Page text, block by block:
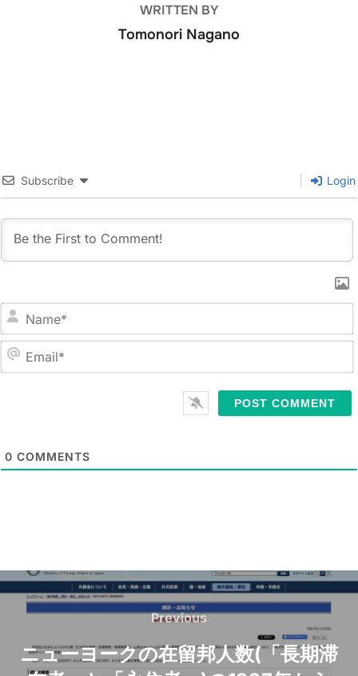
WRITTEN BY
Tomonori Nagano
Subscribe Login
N
m
*0 COMMENTS
Post
navigation
Previous
Previous
ニューヨークの在留邦人数(「長期滞